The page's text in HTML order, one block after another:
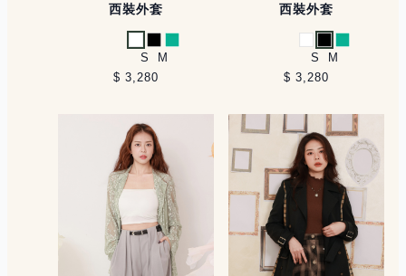
西裝外套
白 黑 薄荷綠
S
M
$ 3,280
西裝外套
白 黑 薄荷綠
S
M
$ 3,280